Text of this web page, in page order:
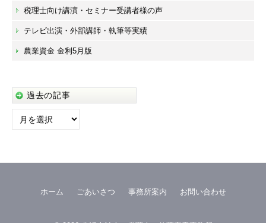
税理士向け講演・セミナー受講者様の声
テレビ出演・外部講師・執筆等実績
農業資金 金利5月版
過去の記事
過
ホーム ごあいさつ 事務所案内 お問い合わせ